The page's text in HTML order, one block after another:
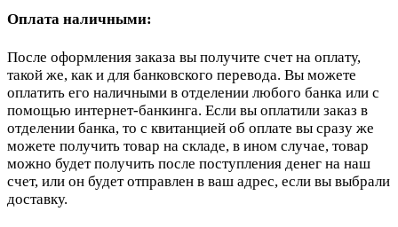
Оплата наличными:
После оформления заказа вы получите счет на оплату,
такой же, как и для банковского перевода. Вы можете
оплатить его наличными в отделении любого банка или с
помощью интернет-банкинга. Если вы оплатили заказ в
отделении банка, то с квитанцией об оплате вы сразу же
можете получить товар на складе, в ином случае, товар
можно будет получить после поступления денег на наш
счет, или он будет отправлен в ваш адрес, если вы выбрали
доставку.